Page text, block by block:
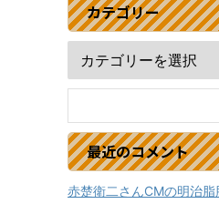
カテゴリー
最近のコメント
赤楚衛二さんCMの明治